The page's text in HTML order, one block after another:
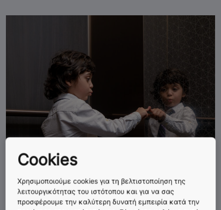
Cookies
Χρησιμοποιούμε cookies για τη βελτιστοποίηση της
λειτουργικότητας του ιστότοπου και για να σας
προσφέρουμε την καλύτερη δυνατή εμπειρία κατά την